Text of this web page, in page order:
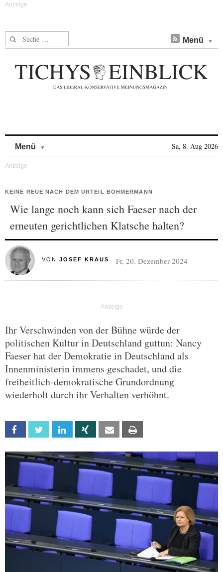
Suche nach: Menü
Menü Sa, 8. Aug 2026
KEINE REUE NACH DEM URTEIL BÖHMERMANN
Wie lange noch kann sich Faeser nach der
erneuten gerichtlichen Klatsche halten?
VON JOSEF KRAUS Fr, 20. Dezember 2024
Ihr Verschwinden von der Bühne würde der
politischen Kultur in Deutschland guttun: Nancy
Faeser hat der Demokratie in Deutschland als
Innenministerin immens geschadet, und die
freiheitlich-demokratische Grundordnung
wiederholt durch ihr Verhalten verhöhnt.
Facebook Twitter Linkedin Xing Email